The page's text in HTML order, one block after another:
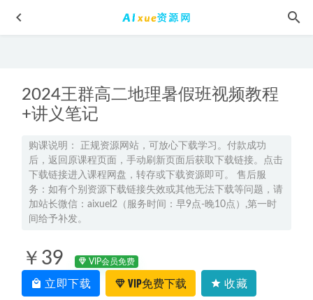
2024王群高二地理暑假班视频教程
+讲义笔记
购课说明： 正规资源网站，可放心下载学习。付款成功
后，返回原课程页面，手动刷新页面后获取下载链接。点击
下载链接进入课程网盘，转存或下载资源即可。 售后服
务：如有个别资源下载链接失效或其他无法下载等问题，请
加站长微信：aixuel2（服务时间：早9点-晚10点）,第一时
间给予补发。
￥39 VIP会员免费
立即下载 VIP免费下载 收藏
2025年高三英语二轮复习网课春季班 2025-02-18
23年高中数学网课2023田夏林高二数学a视频教程+讲义秋季
班 2023-02-08
2023高考押题讲义电子版-2023四川省高三上学期入学考试百
2024郑梦瑶高一物理a+暑假班课程
2026年张彩琪高二英语上学期秋季班 2025-11-28